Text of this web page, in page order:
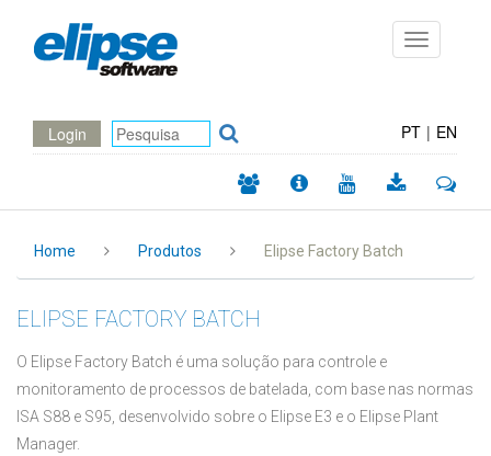
Toggle
navigation
Login PT | EN
Home Produtos Elipse Factory Batch
ELIPSE FACTORY BATCH
O Elipse Factory Batch é uma solução para controle e
monitoramento de processos de batelada, com base nas normas
ISA S88 e S95, desenvolvido sobre o Elipse E3 e o Elipse Plant
Manager.